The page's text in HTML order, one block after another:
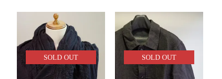
SOLD OUT SOLD OUT